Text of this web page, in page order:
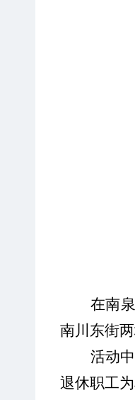
在南
南川东街
活动
退休职工